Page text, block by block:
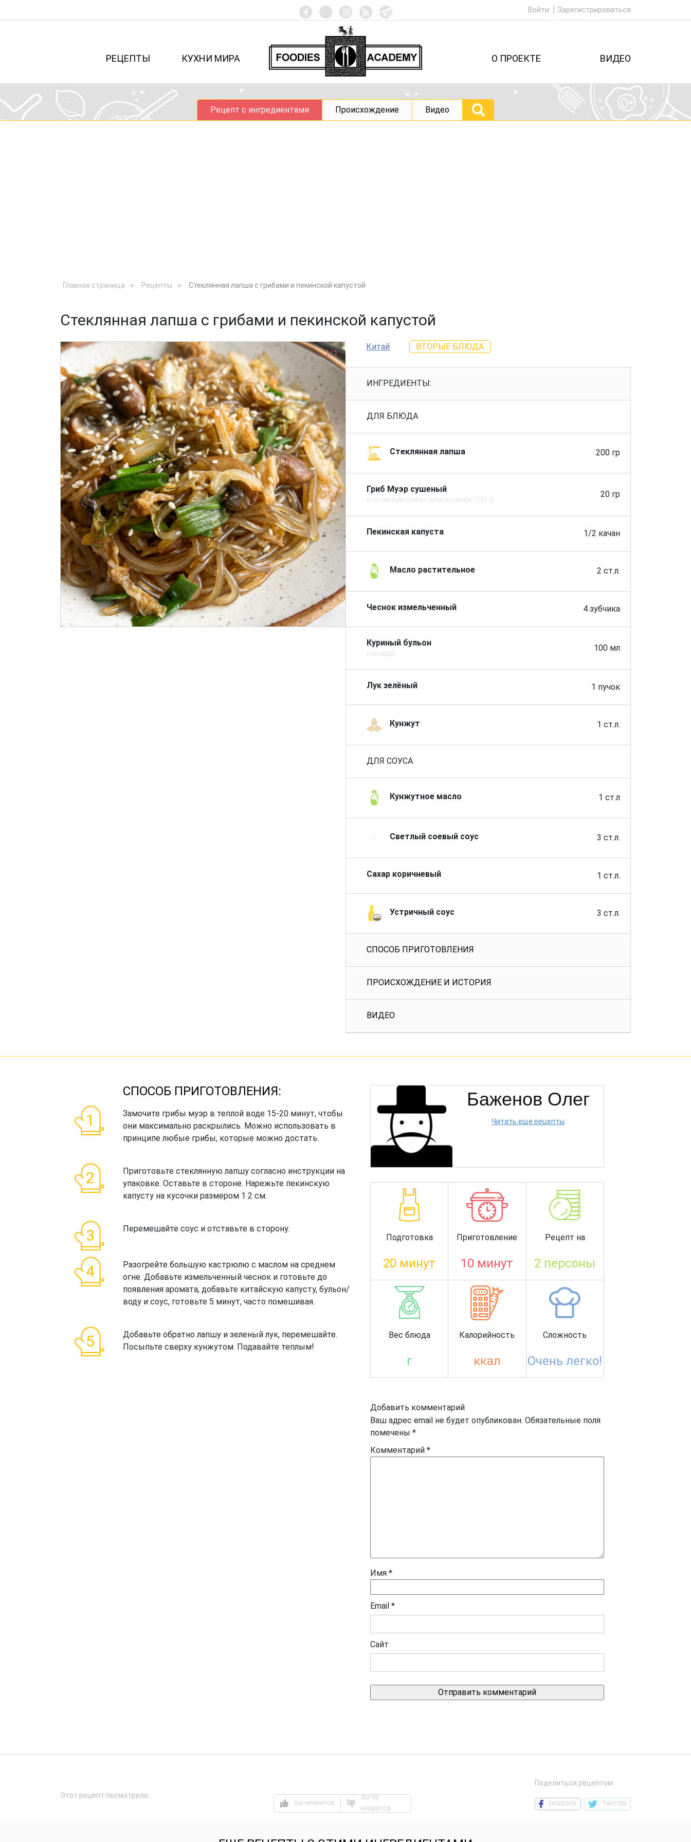
Войти Зарегистрироваться
РЕЦЕПТЫ КУХНИ МИРА О ПРОЕКТЕ ВИДЕО
Рецепт с ингредиентами Происхождение Видео
Главная страница Рецепты Стеклянная лапша с грибами и пекинской капустой
Стеклянная лапша с грибами и пекинской капустой
1/1
Китай ВТОРЫЕ БЛЮДА
ИНГРЕДИЕНТЫ:
ДЛЯ БЛЮДА
Стеклянная лапша 200 гр
Гриб Муэр сушеный
или свежие грибы типа вешенок 100 гр
20 гр
Пекинская капуста 1/2 качан
Масло растительное 2 ст.л.
Чеснок измельченный 4 зубчика
Куриный бульон
или вода
100 мл
Лук зелёный 1 пучок
Кунжут 1 ст.л.
ДЛЯ СОУСА
Кунжутное масло 1 ст.л
Светлый соевый соус 3 ст.л.
Сахар коричневый 1 ст.л.
Устричный соус 3 ст.л.
СПОСОБ ПРИГОТОВЛЕНИЯ
ПРОИСХОЖДЕНИЕ И ИСТОРИЯ
ВИДЕО
СПОСОБ ПРИГОТОВЛЕНИЯ:
Замочите грибы муэр в теплой воде 15-20 минут, чтобы
они максимально раскрылись. Можно использовать в
принципе любые грибы, которые можно достать.
Приготовьте стеклянную лапшу согласно инструкции на
упаковке. Оставьте в стороне. Нарежьте пекинскую
капусту на кусочки размером 1 2 см.
Перемешайте соус и отставьте в сторону.
Разогрейте большую кастрюлю с маслом на среднем
огне. Добавьте измельченный чеснок и готовьте до
появления аромата, добавьте китайскую капусту, бульон/
воду и соус, готовьте 5 минут, часто помешивая.
Добавьте обратно лапшу и зеленый лук, перемешайте.
Посыпьте сверху кунжутом. Подавайте теплым!
Баженов Олег
Читать еще рецепты
Подготовка
20 минут
Приготовление
10 минут
Рецепт на
2 персоны
Вес блюда
г
Калорийность
ккал
Сложность
Очень легко!
Добавить комментарий
Ваш адрес email не будет опубликован. Обязательные поля
помечены *
Комментарий *
Имя *
Email *
Сайт
Этот рецепт посмотрело:
516 НРАВИТСЯ
352 НЕ
НРАВИТСЯ
Поделиться рецептом:
FACEBOOK TWITTER